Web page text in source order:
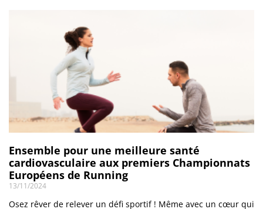
Ensemble pour une meilleure santé
cardiovasculaire aux premiers Championnats
Européens de Running
13/11/2024
Osez rêver de relever un défi sportif ! Même avec un cœur qui